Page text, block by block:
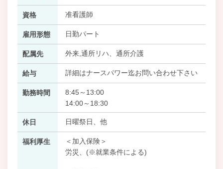
資格 准看護師
雇用形態 日勤パート
配属先 外来,通所リハ、通所介護
給与 詳細はナースパワー迄お問い合わせ下さい
勤務時間
8:45～13:00
14:00～18:30
休日 日曜祭日、他
福利厚生
＜加入保険＞
労災、(※就業条件による)